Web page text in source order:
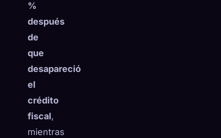
%
después
de
que
desapareció
el
crédito
fiscal,
mientras